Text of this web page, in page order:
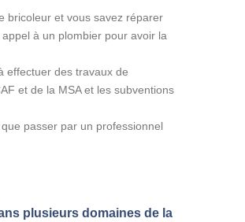
bricoleur et vous savez réparer
à un plombier pour avoir la
effectuer des travaux de
et de la MSA et les subventions
passer par un professionnel
plusieurs domaines de la